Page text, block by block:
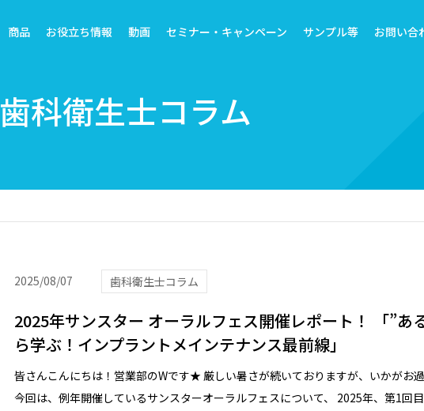
商品 お役立ち情報 動画 セミナー・キャンペーン サンプル等 お問い合
歯科衛生士コラム
2025/08/07 歯科衛生士コラム
2025年サンスター オーラルフェス開催レポート！ 「”あ
ら学ぶ！インプラントメインテナンス最前線」
皆さんこんにちは！営業部のWです★ 厳しい暑さが続いておりますが、いかがお
今回は、例年開催しているサンスターオーラルフェスについて、 2025年、第1回